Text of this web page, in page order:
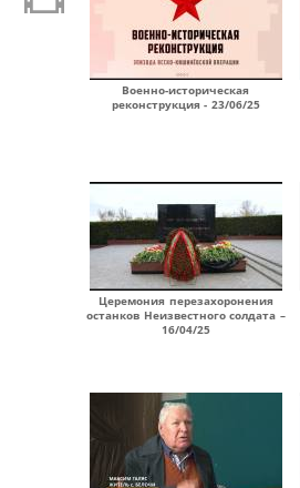
Военно-историческая
реконструкция - 23/06/25
Церемония перезахоронения
останков Неизвестного солдата –
16/04/25